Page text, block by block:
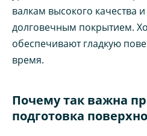
валкам высокого качества
долговечным покрытием.
обеспечивают гладкую
время.
Почему так важна
подготовка